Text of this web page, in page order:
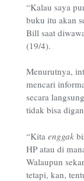
“Kalau saya
buku itu akan
Bill saat
(19/4).
Menurutnya,
mencari
secara
tidak bisa
“Kita enggak
HP atau di
Walaupun
tetapi, kan,